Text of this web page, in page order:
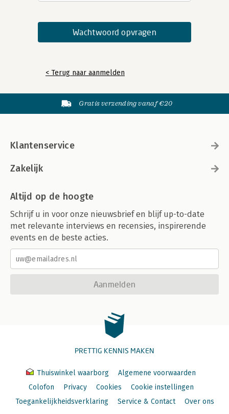
< Terug naar aanmelden
Gratis verzending vanaf €20
Klantenservice
Zakelijk
Altijd op de hoogte
Schrijf u in voor onze nieuwsbrief en blijf up-to-date
met relevante interviews en recensies, inspirerende
events en de beste acties.
Aanmelden
PRETTIG KENNIS MAKEN
Thuiswinkel waarborg
Algemene voorwaarden
Colofon
Privacy Cookies
Cookie instellingen
Toegankelijkheidsverklaring
Service & Contact Over ons